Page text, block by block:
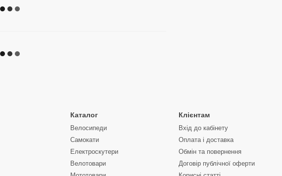
Каталог
Велосипеди
Самокати
Електроскутери
Велотовари
Клієнтам
Вхід до кабінету
Оплата і доставка
Обмін та повернення
Договір публічної оферти